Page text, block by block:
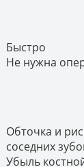
Быстро
Не нужна
Обточка и
соседних
Убыль